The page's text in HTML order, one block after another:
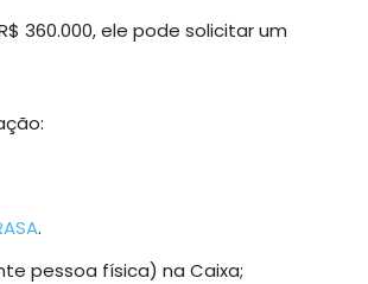
360.000, ele pode solicitar um
.
pessoa física) na Caixa;